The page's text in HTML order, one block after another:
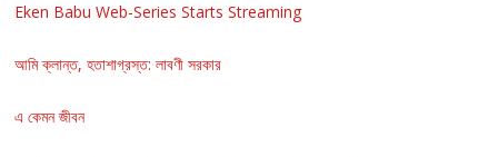
Eken Babu Web-Series Starts Streaming
আমি ক্লান্ত, হতাশাগ্রস্ত: লাবণী সরকার
এ কেমন জীবন